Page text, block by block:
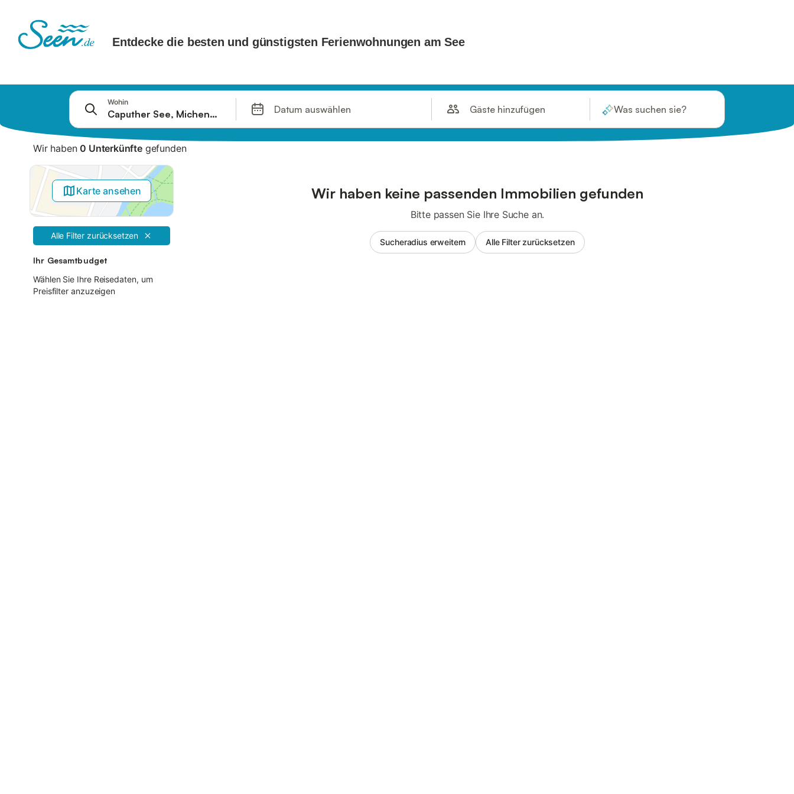
Filter
Angebote
Wohin
Datum auswählen Gäste hinzufügen Was suchen sie?
Wir haben0 Unterkünftegefunden
Karte ansehen
Alle Filter zurücksetzen
Ihr Gesamtbudget
Wählen Sie Ihre Reisedaten, um
Preisfilter anzuzeigen
Wir haben keine passenden Immobilien gefunden
Bitte passen Sie Ihre Suche an.
Sucheradius erweitern Alle Filter zurücksetzen